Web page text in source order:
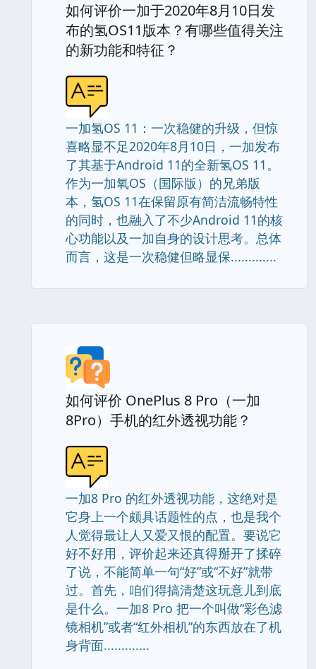
如何评价一加于2020年8月10日发
布的氢OS11版本？有哪些值得关注
的新功能和特征？
一加氢OS 11：一次稳健的升级，但惊
喜略显不足2020年8月10日，一加发布
了其基于Android 11的全新氢OS 11。
作为一加氧OS（国际版）的兄弟版
本，氢OS 11在保留原有简洁流畅特性
的同时，也融入了不少Android 11的核
心功能以及一加自身的设计思考。总体
而言，这是一次稳健但略显保.............
如何评价 OnePlus 8 Pro（一加
8Pro）手机的红外透视功能？
一加8 Pro 的红外透视功能，这绝对是
它身上一个颇具话题性的点，也是我个
人觉得最让人又爱又恨的配置。要说它
好不好用，评价起来还真得掰开了揉碎
了说，不能简单一句“好”或“不好”就带
过。首先，咱们得搞清楚这玩意儿到底
是什么。一加8 Pro 把一个叫做“彩色滤
镜相机”或者“红外相机”的东西放在了机
身背面.............